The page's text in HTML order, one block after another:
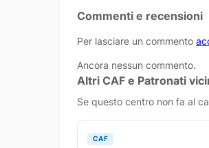
Commenti e recensioni
Per lasciare un commento
Ancora nessun commento.
Altri CAF e Patronati
Se questo centro non fa al
CAF